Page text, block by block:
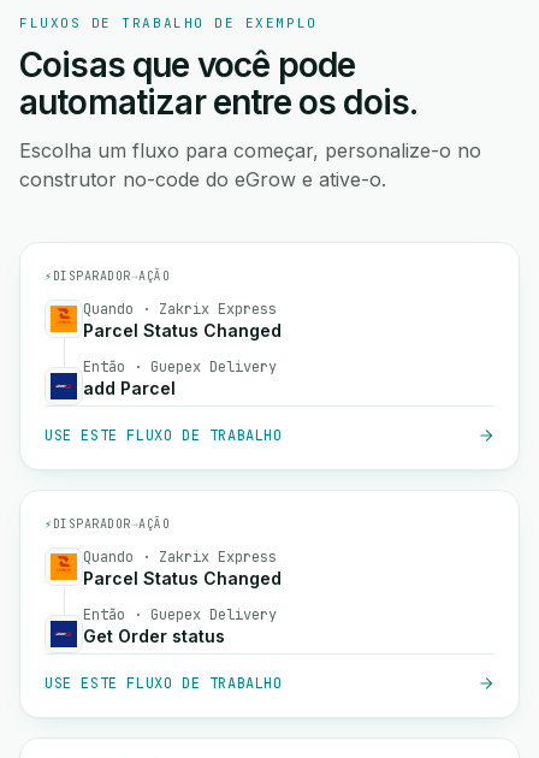
FLUXOS DE TRABALHO DE EXEMPLO
Coisas que você pode
automatizar entre os dois.
Escolha um fluxo para começar, personalize-o no
construtor no-code do eGrow e ative-o.
⚡ DISPARADOR→AÇÃO
Quando · Zakrix Express
Parcel Status Changed
Então · Guepex Delivery
add Parcel
USE ESTE FLUXO DE TRABALHO
⚡ DISPARADOR→AÇÃO
Quando · Zakrix Express
Parcel Status Changed
Então · Guepex Delivery
Get Order status
USE ESTE FLUXO DE TRABALHO